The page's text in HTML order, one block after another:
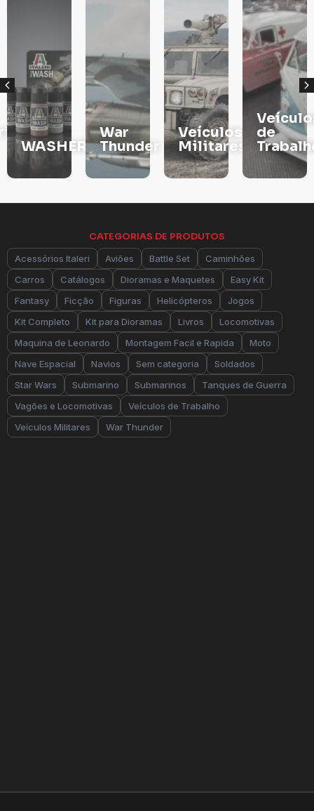
War
Thunder
Veículos
Militares
Veículos
de
Trabalho
TINTAS
CATEGORIAS DE PRODUTOS
Acessórios Italeri Aviões Battle Set
Caminhões
Carros
Catálogos Dioramas e Maquetes
Easy Kit
Fantasy
Ficção Figuras Helicópteros
Jogos
Kit Completo
Kit para Dioramas Livros
Locomotivas
Maquina de Leonardo
Montagem Facil e Rapida
Moto
Nave Espacial
Navios Sem categoria
Soldados
Star Wars
Submarino Submarinos
Tanques de Guerra
Vagões e Locomotivas
Veículos de Trabalho
Veículos Militares
War Thunder